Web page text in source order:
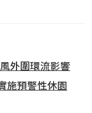
外圍環流影響
施預警性休園